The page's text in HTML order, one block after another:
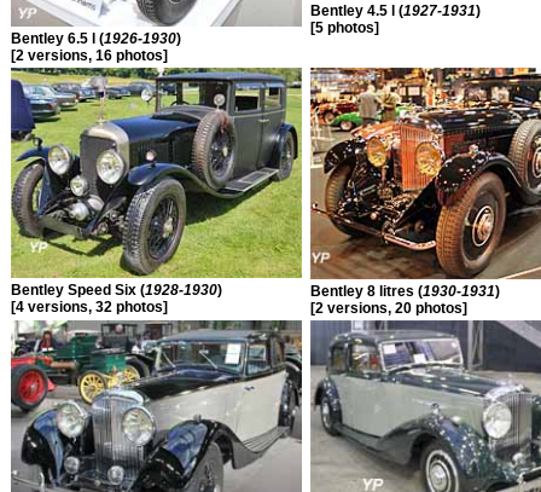
Bentley 6.5 l (1926-1930)
[2 versions, 16 photos]
Bentley 4.5 l (1927-1931)
[5 photos]
Bentley Speed Six (1928-1930)
[4 versions, 32 photos]
Bentley 8 litres (1930-1931)
[2 versions, 20 photos]